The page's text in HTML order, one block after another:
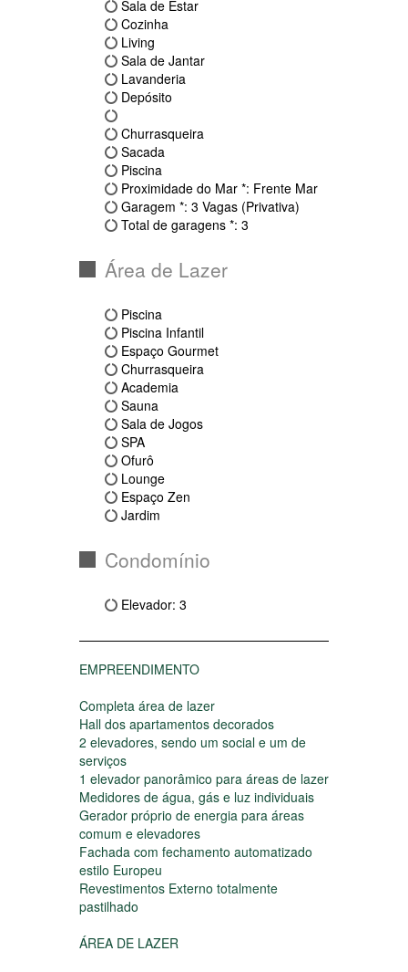
Lavabo: 1
Sala de Estar
Cozinha
Living
Sala de Jantar
Lavanderia
Churrasqueira
Sacada
Piscina
Proximidade do Mar *: Frente Mar
Garagem *: 3 Vagas (Privativa)
Piscina
Piscina Infantil
Espaço Gourmet
Churrasqueira
Academia
Sauna
Sala de Jogos
SPA
Ofurô
Lounge
Espaço Zen
Completa área de lazer
Hall dos apartamentos decorados
2 elevadores, sendo um social e um de
serviços
1 elevador panorâmico para áreas de lazer
Medidores de água, gás e luz individuais
Gerador próprio de energia para áreas
comum e elevadores
Fachada com fechamento automatizado
estilo Europeu
Revestimentos Externo totalmente